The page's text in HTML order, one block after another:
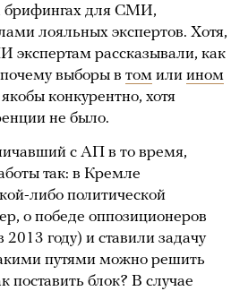
брифингах для СМИ,
лояльных экспертов. Хотя,
рассказывали, как
выборы в том или ином
конкурентно, хотя
не было.
с АП в то время,
так: в Кремле
либо политической
о победе оппозиционеров
году) и ставили задачу
путями можно решить
поставить блок? В случае